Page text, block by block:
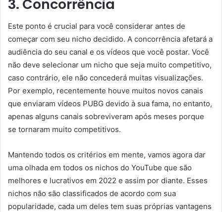
3. Concorrência
Este ponto é crucial para você considerar antes de
começar com seu nicho decidido. A concorrência afetará a
audiência do seu canal e os vídeos que você postar. Você
não deve selecionar um nicho que seja muito competitivo,
caso contrário, ele não concederá muitas visualizações.
Por exemplo, recentemente houve muitos novos canais
que enviaram vídeos PUBG devido à sua fama, no entanto,
apenas alguns canais sobreviveram após meses porque
se tornaram muito competitivos.
Mantendo todos os critérios em mente, vamos agora dar
uma olhada em todos os nichos do YouTube que são
melhores e lucrativos em 2022 e assim por diante. Esses
nichos não são classificados de acordo com sua
popularidade, cada um deles tem suas próprias vantagens